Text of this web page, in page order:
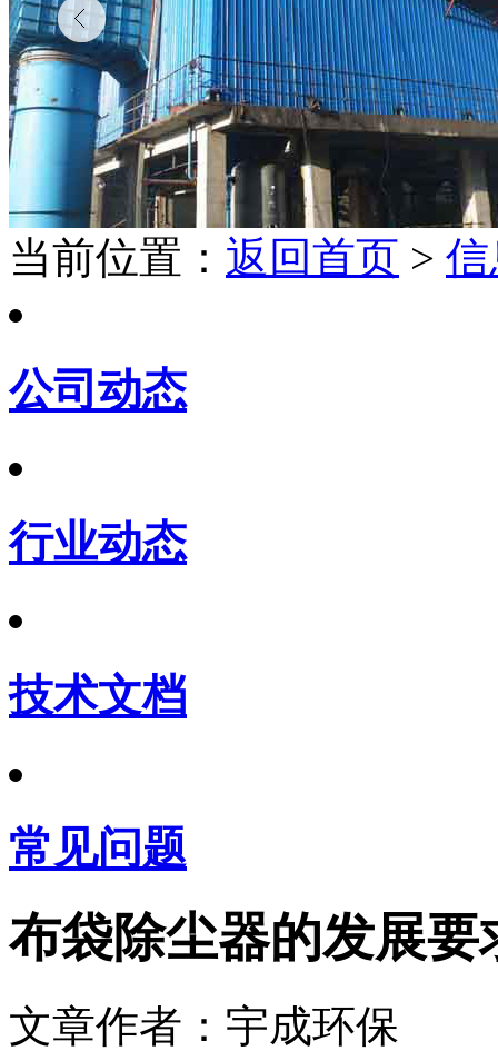
当前位置： 返回首页 >
公司动态
行业动态
技术文档
常见问题
布袋除尘器的发展要
文章作者：宇成环保